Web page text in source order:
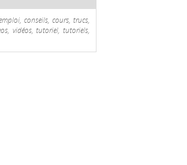
conseils, cours, trucs,
vidéos, tutoriel, tutoriels,